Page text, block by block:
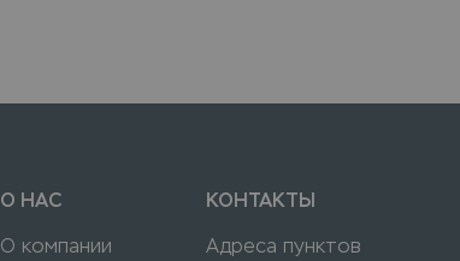
О НАС
О компании
КОНТАКТЫ
Адреса пунктов